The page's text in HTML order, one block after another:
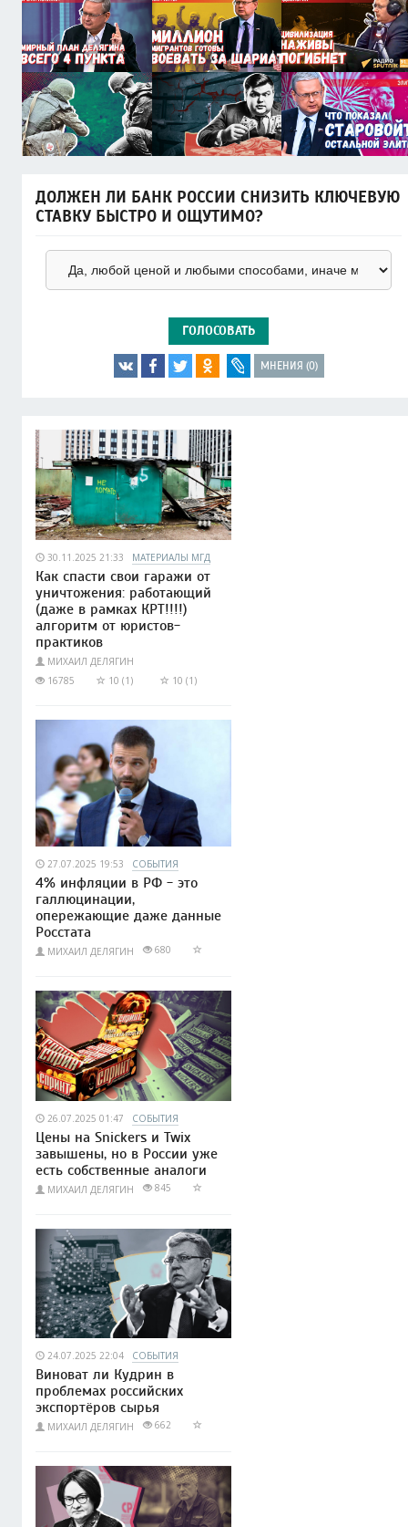
ДОЛЖЕН ЛИ БАНК РОССИИ СНИЗИТЬ КЛЮЧЕВУЮ
СТАВКУ БЫСТРО И ОЩУТИМО?
ГОЛОСОВАТЬ
МНЕНИЯ (0)
30.11.2025 21:33 МАТЕРИАЛЫ МГД
Как спасти свои гаражи от
уничтожения: работающий
(даже в рамках КРТ!!!!)
алгоритм от юристов-
практиков
МИХАИЛ ДЕЛЯГИН
16785
10 (1) 10 (1)
27.07.2025 19:53 СОБЫТИЯ
4% инфляции в РФ - это
галлюцинации,
опережающие даже данные
Росстата
МИХАИЛ ДЕЛЯГИН 680
26.07.2025 01:47 СОБЫТИЯ
Цены на Snickers и Twix
завышены, но в России уже
есть собственные аналоги
МИХАИЛ ДЕЛЯГИН 845
24.07.2025 22:04 СОБЫТИЯ
Виноват ли Кудрин в
проблемах российских
экспортёров сырья
МИХАИЛ ДЕЛЯГИН 662